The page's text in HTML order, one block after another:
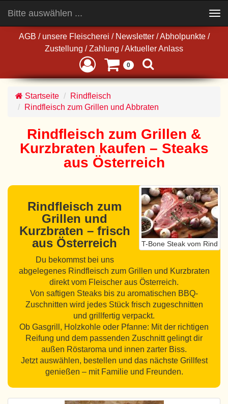
AGB / unsere Fleischerei / Newsletter / Abholpunkte /
Zustellung / Zahlung /Aktueller Anlass
0
Bitte auswählen ...
navigation
Startseite
Rindfleisch
Rindfleisch zum Grillen und Abbraten
Rindfleisch zum Grillen &
Kurzbraten kaufen – Steaks
aus Österreich
T-Bone Steak vom Rind
Rindfleisch zum
Grillen und
Kurzbraten – frisch
aus Österreich
Du bekommst bei uns
abgelegenes Rindfleisch zum Grillen und Kurzbraten
direkt vom Fleischer aus Österreich.
Von saftigen Steaks bis zu aromatischen BBQ-
Zuschnitten wird jedes Stück frisch zugeschnitten
und grillfertig verpackt.
Ob Gasgrill, Holzkohle oder Pfanne: Mit der richtigen
Reifung und dem passenden Zuschnitt gelingt dir
außen Röstaroma und innen zarter Biss.
Jetzt auswählen, bestellen und das nächste Grillfest
genießen – mit Familie und Freunden.